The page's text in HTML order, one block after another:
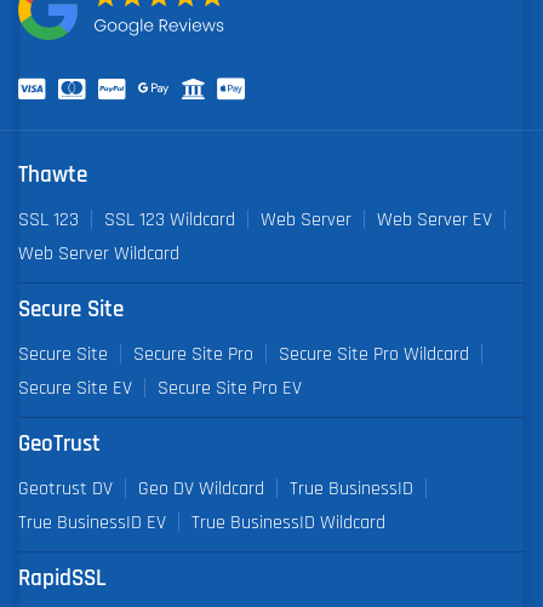
Thawte
SSL 123 SSL 123 Wildcard Web Server
Web Server EV
Web Server Wildcard
Secure Site
Secure Site Secure Site Pro
Secure Site Pro Wildcard
Secure Site EV
Secure Site Pro EV
GeoTrust
Geotrust DV Geo DV Wildcard
True BusinessID
True BusinessID EV
True BusinessID Wildcard
RapidSSL